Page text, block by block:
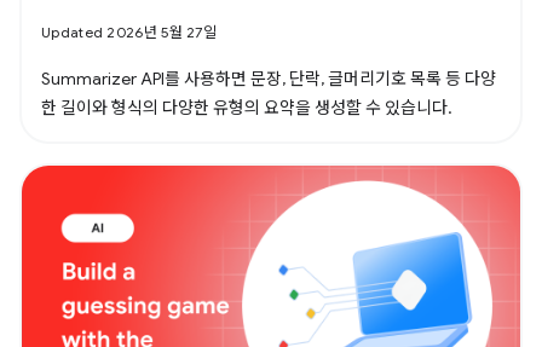
Updated 2026년 5월 27일
Summarizer API를 사용하면 문장, 단락, 글머리기호 목록 등 다양
한 길이와 형식의 다양한 유형의 요약을 생성할 수 있습니다.